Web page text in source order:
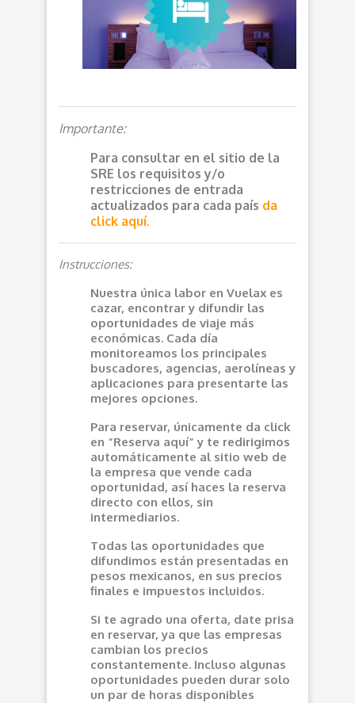
Importante:
Para consultar en el sitio de la
SRE los requisitos y/o
restricciones de entrada
actualizados para cada país da
click aquí.
Instrucciones:
Nuestra única labor en Vuelax es
cazar, encontrar y difundir las
oportunidades de viaje más
económicas. Cada día
monitoreamos los principales
buscadores, agencias, aerolíneas y
aplicaciones para presentarte las
mejores opciones.
Para reservar, únicamente da click
en “Reserva aquí” y te redirigimos
automáticamente al sitio web de
la empresa que vende cada
oportunidad, así haces la reserva
directo con ellos, sin
intermediarios.
Todas las oportunidades que
difundimos están presentadas en
pesos mexicanos, en sus precios
finales e impuestos incluidos.
Si te agrado una oferta, date prisa
en reservar, ya que las empresas
cambian los precios
constantemente. Incluso algunas
oportunidades pueden durar solo
un par de horas disponibles